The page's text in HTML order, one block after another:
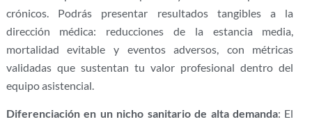
crónicos. Podrás presentar resultados tangibles a la
dirección médica: reducciones de la estancia media,
mortalidad evitable y eventos adversos, con métricas
validadas que sustentan tu valor profesional dentro del
equipo asistencial.
Diferenciación en un nicho sanitario de alta demanda: El